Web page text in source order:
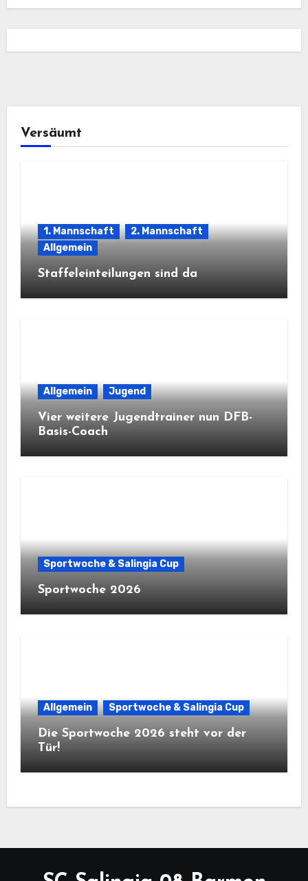
Versäumt
1. Mannschaft
2. Mannschaft
Allgemein
Staffeleinteilungen sind da
Allgemein Jugend
Vier weitere Jugendtrainer nun DFB-
Basis-Coach
Sportwoche & Salingia Cup
Sportwoche 2026
Allgemein Sportwoche & Salingia Cup
Die Sportwoche 2026 steht vor der
Tür!